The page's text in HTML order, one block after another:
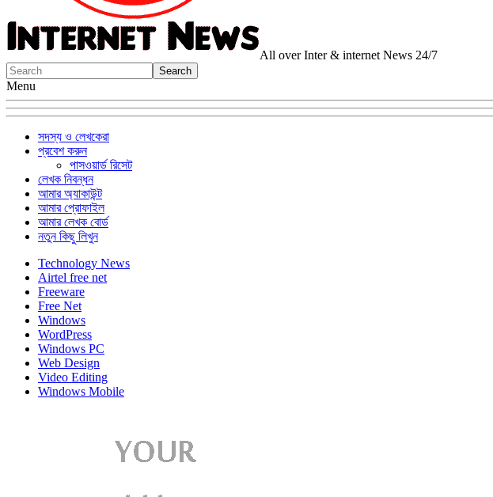
All over Inter & internet News 24/7
Menu
সদস্য ও লেখকেরা
প্রবেশ করুন
পাসওয়ার্ড রিসেট
লেখক নিবন্ধন
আমার অ্যাকাউন্ট
আমার প্রোফাইল
আমার লেখক বোর্ড
নতুন কিছু লিখুন
Technology News
Airtel free net
Freeware
Free Net
Windows
WordPress
Windows PC
Web Design
Video Editing
Windows Mobile